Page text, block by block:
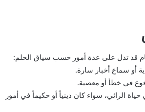
قد تدل على عدة أمور حسب سياق الحلم:
أو سماع أخبار سارة.
في خطأ أو معصية.
الرائي، سواء كان دينياً أو حكيماً في أمور